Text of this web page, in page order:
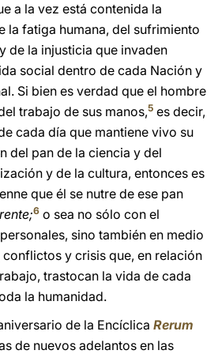
a la vez está contenida la
la fatiga humana, del sufrimiento
de la injusticia que invaden
social dentro de cada Nación y
Si bien es verdad que el hombre
trabajo de sus manos,5 es decir,
cada día que mantiene vivo su
del pan de la ciencia y del
y de la cultura, entonces es
que él se nutre de ese pan
6 o sea no sólo con el
sino también en medio
conflictos y crisis que, en relación
trastocan la vida de cada
la humanidad.
de la Encíclica Rerum
de nuevos adelantos en las